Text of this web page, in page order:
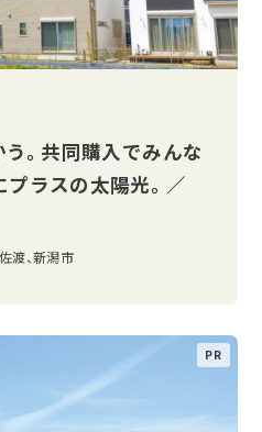
う。 共同購入でみんな
ラスの太陽光。 ／
渡、新潟市